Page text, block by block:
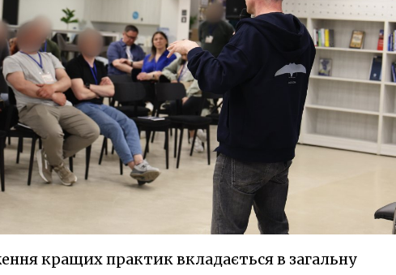
кращих практик вкладається в загальну